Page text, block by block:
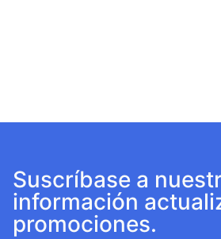
Suscríbase a
información
promociones.